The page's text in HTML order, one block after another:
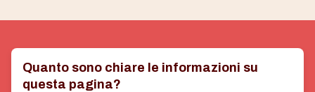
Quanto sono chiare le informazioni su
questa pagina?